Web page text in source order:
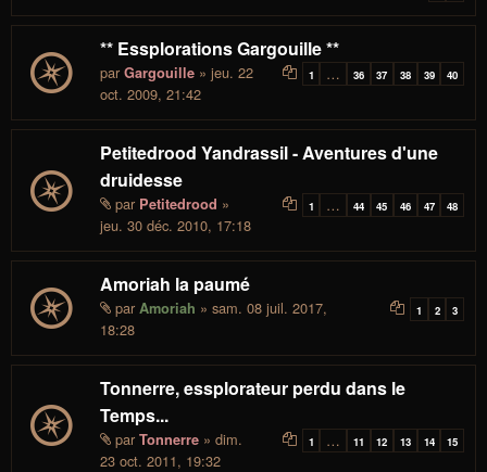
** Essplorations Gargouille **
1 … 36 37 38 39 40
par Gargouille » jeu. 22
oct. 2009, 21:42
Petitedrood Yandrassil - Aventures d'une
druidesse
1 … 44 45 46 47 48
par Petitedrood »
jeu. 30 déc. 2010, 17:18
Amoriah la paumé
1 2 3
par Amoriah » sam. 08 juil. 2017,
18:28
Tonnerre, essplorateur perdu dans le
Temps...
1 … 11 12 13 14 15
par Tonnerre » dim.
23 oct. 2011, 19:32